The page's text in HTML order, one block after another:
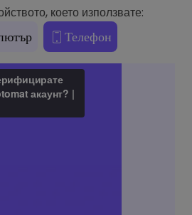
което използвате:
Телефон